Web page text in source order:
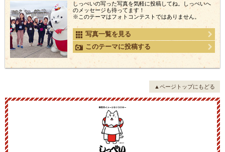
しっぺいの写った写真を気軽に投稿してね。しっぺいへ
のメッセージも待ってます！
※このテーマはフォトコンテストではありません。
写真一覧を見る
このテーマに投稿する
▲ページトップにもどる